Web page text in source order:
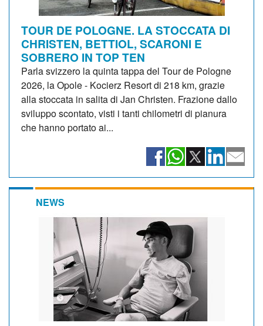
TOUR DE POLOGNE. LA STOCCATA DI
CHRISTEN, BETTIOL, SCARONI E
SOBRERO IN TOP TEN
Parla svizzero la quinta tappa del Tour de Pologne
2026, la Opole - Kocierz Resort di 218 km, grazie
alla stoccata in salita di Jan Christen. Frazione dallo
sviluppo scontato, visti i tanti chilometri di pianura
che hanno portato ai...
NEWS